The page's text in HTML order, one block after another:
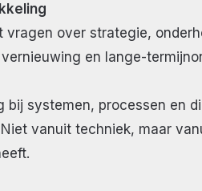
vragen over strategie,
en lange-
bij systemen, processen en
vanuit techniek, maar